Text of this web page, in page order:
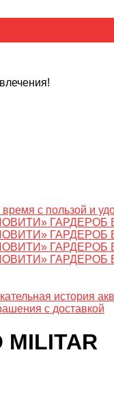
с пользой и
ГАРДЕРОБ
ГАРДЕРОБ
ГАРДЕРОБ
ГАРДЕРОБ
история
с доставкой
MILITAR